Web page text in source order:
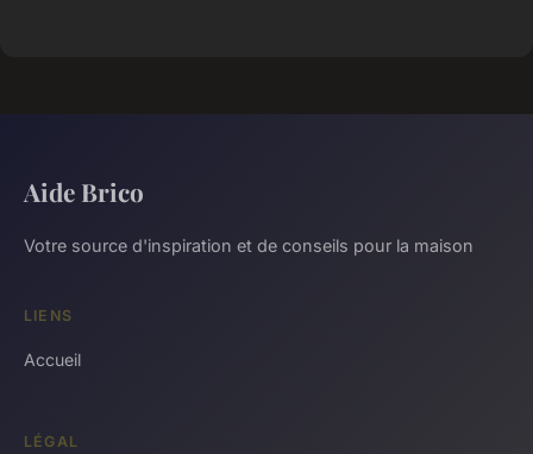
Aide Brico
Votre source d'inspiration et de conseils pour la maison
LIENS
Accueil
LÉGAL